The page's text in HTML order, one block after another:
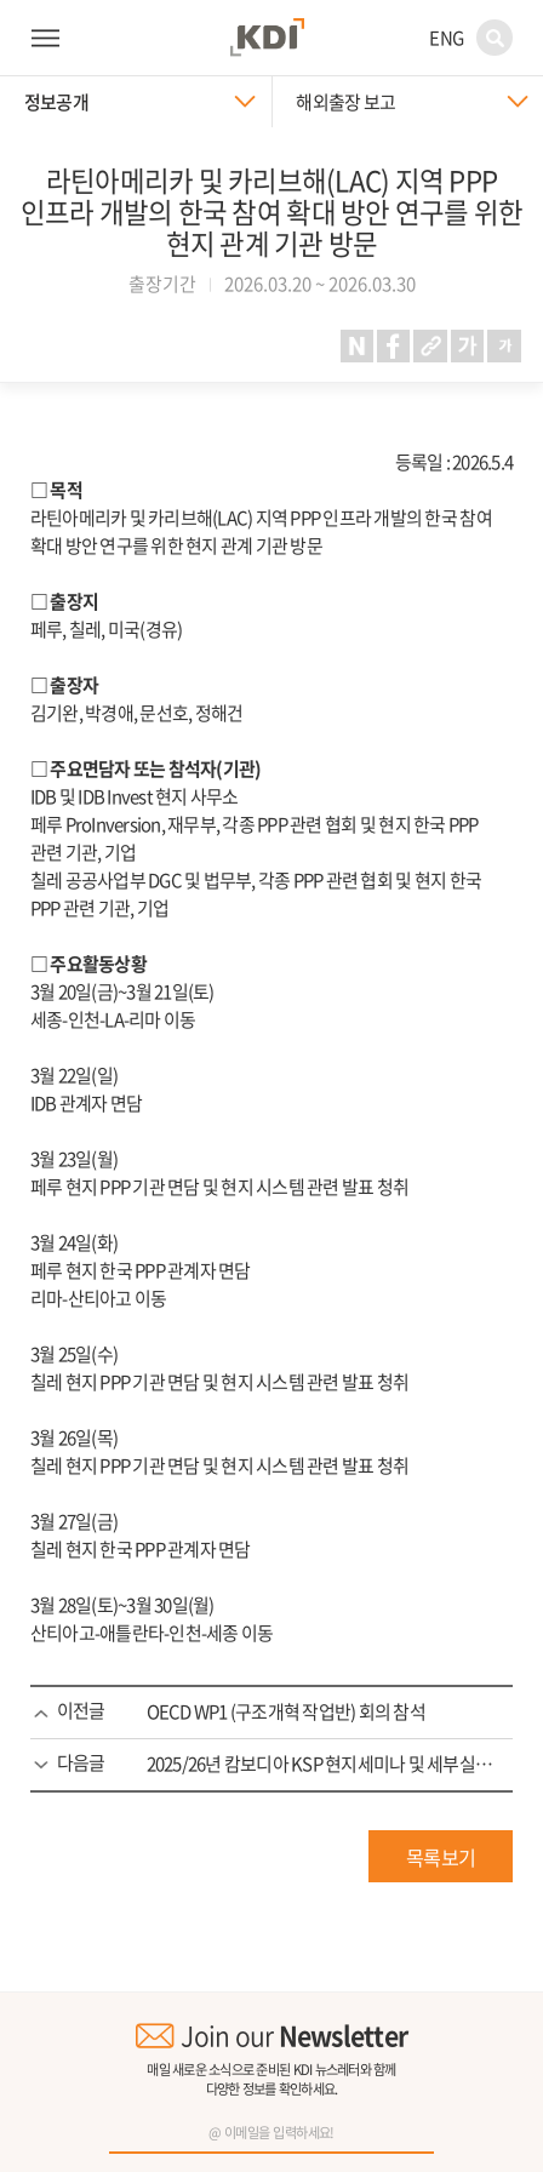
ENG
정보공개 해외출장 보고
라틴아메리카 및 카리브해(LAC) 지역 PPP
인프라 개발의 한국 참여 확대 방안 연구를 위한
현지 관계 기관 방문
출장기간 2026.03.20 ~ 2026.03.30
등록일 : 2026.5.4
□ 목적
라틴아메리카 및 카리브해(LAC) 지역 PPP 인프라 개발의 한국 참여
확대 방안 연구를 위한 현지 관계 기관 방문
□ 출장지
페루, 칠레, 미국(경유)
□ 출장자
김기완, 박경애, 문선호, 정해건
□ 주요면담자 또는 참석자(기관)
IDB 및 IDB Invest 현지 사무소
페루 ProInversion, 재무부, 각종 PPP 관련 협회 및 현지 한국 PPP
관련 기관, 기업
칠레 공공사업부 DGC 및 법무부, 각종 PPP 관련 협회 및 현지 한국
PPP 관련 기관, 기업
□ 주요활동상황
3월 20일(금)~3월 21일(토)
세종-인천-LA-리마 이동
3월 22일(일)
IDB 관계자 면담
3월 23일(월)
페루 현지 PPP 기관 면담 및 현지 시스템 관련 발표 청취
3월 24일(화)
페루 현지 한국 PPP 관계자 면담
리마-산티아고 이동
3월 25일(수)
칠레 현지 PPP 기관 면담 및 현지 시스템 관련 발표 청취
3월 26일(목)
칠레 현지 PPP 기관 면담 및 현지 시스템 관련 발표 청취
3월 27일(금)
칠레 현지 한국 PPP 관계자 면담
3월 28일(토)~3월 30일(월)
산티아고-애틀란타-인천-세종 이동
이전글
OECD WP1 (구조개혁 작업반) 회의 참석
다음글
2025/26년 캄보디아 KSP 현지세미나 및 세부실태조사
목록보기
Join ourNewsletter
매일 새로운 소식으로 준비된 KDI 뉴스레터와 함께
다양한 정보를 확인하세요.